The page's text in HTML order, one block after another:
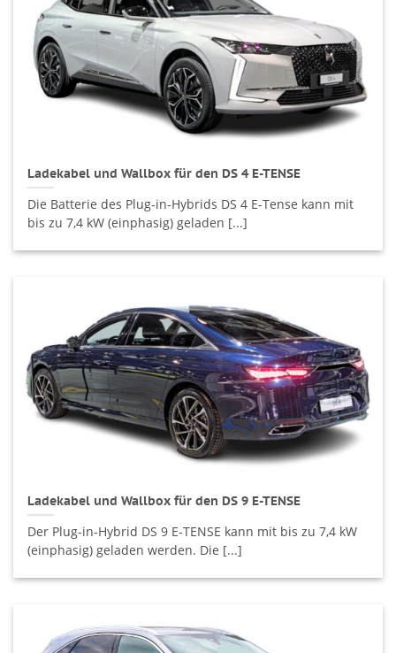
Ladekabel und Wallbox für den DS 4 E-TENSE
Die Batterie des Plug-in-Hybrids DS 4 E-Tense kann mit
bis zu 7,4 kW (einphasig) geladen [...]
Ladekabel und Wallbox für den DS 9 E-TENSE
Der Plug-in-Hybrid DS 9 E-TENSE kann mit bis zu 7,4 kW
(einphasig) geladen werden. Die [...]